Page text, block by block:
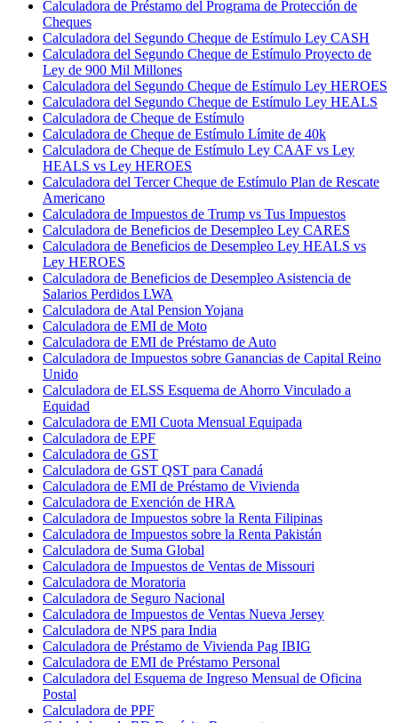
Calculadora de Préstamo del Programa de Protección de
Cheques
Calculadora del Segundo Cheque de Estímulo Ley CASH
Calculadora del Segundo Cheque de Estímulo Proyecto de
Ley de 900 Mil Millones
Calculadora del Segundo Cheque de Estímulo Ley HEROES
Calculadora del Segundo Cheque de Estímulo Ley HEALS
Calculadora de Cheque de Estímulo
Calculadora de Cheque de Estímulo Límite de 40k
Calculadora de Cheque de Estímulo Ley CAAF vs Ley
HEALS vs Ley HEROES
Calculadora del Tercer Cheque de Estímulo Plan de Rescate
Americano
Calculadora de Impuestos de Trump vs Tus Impuestos
Calculadora de Beneficios de Desempleo Ley CARES
Calculadora de Beneficios de Desempleo Ley HEALS vs
Ley HEROES
Calculadora de Beneficios de Desempleo Asistencia de
Salarios Perdidos LWA
Calculadora de Atal Pension Yojana
Calculadora de EMI de Moto
Calculadora de EMI de Préstamo de Auto
Calculadora de Impuestos sobre Ganancias de Capital Reino
Unido
Calculadora de ELSS Esquema de Ahorro Vinculado a
Equidad
Calculadora de EMI Cuota Mensual Equipada
Calculadora de EPF
Calculadora de GST
Calculadora de GST QST para Canadá
Calculadora de EMI de Préstamo de Vivienda
Calculadora de Exención de HRA
Calculadora de Impuestos sobre la Renta Filipinas
Calculadora de Impuestos sobre la Renta Pakistán
Calculadora de Suma Global
Calculadora de Impuestos de Ventas de Missouri
Calculadora de Moratoria
Calculadora de Seguro Nacional
Calculadora de Impuestos de Ventas Nueva Jersey
Calculadora de NPS para India
Calculadora de Préstamo de Vivienda Pag IBIG
Calculadora de EMI de Préstamo Personal
Calculadora del Esquema de Ingreso Mensual de Oficina
Postal
Calculadora de PPF